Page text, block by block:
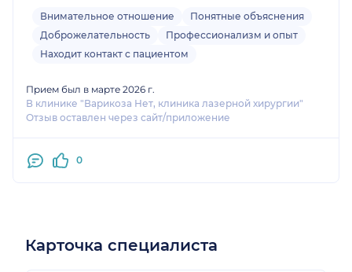
Внимательное отношение
Понятные объяснения
Доброжелательность
Профессионализм и опыт
Находит контакт с пациентом
Прием был в марте 2026 г.
В клинике "Варикоза Нет, клиника лазерной хирургии"
Отзыв оставлен через сайт/приложение
0
Карточка специалиста